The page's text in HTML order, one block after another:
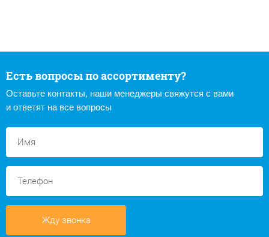
Есть вопросы по ассортименту?
Оставьте контакты, наши менеджеры свяжутся с вами
и ответят на все вопросы
Жду звонка